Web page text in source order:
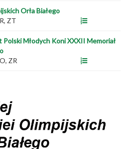
Orła Białego
ZT
Młodych Koni XXXII Memoriał
ZR